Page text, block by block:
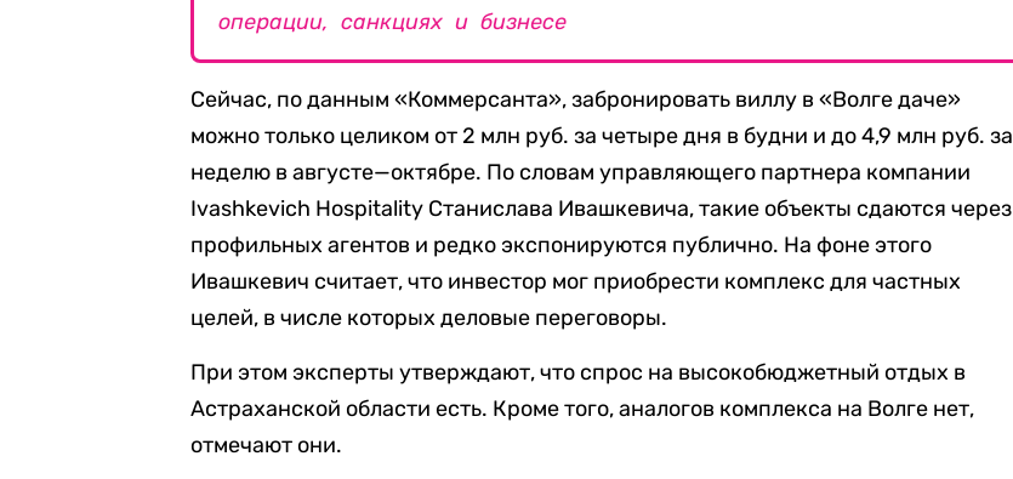
операции, санкциях и бизнесе
Сейчас, по данным «Коммерсанта», забронировать виллу в «Волге даче»
можно только целиком от 2 млн руб. за четыре дня в будни и до 4,9 млн руб. за
неделю в августе—октябре. По словам управляющего партнера компании
Ivashkevich Hospitality Станислава Ивашкевича, такие объекты сдаются через
профильных агентов и редко экспонируются публично. На фоне этого
Ивашкевич считает, что инвестор мог приобрести комплекс для частных
целей, в числе которых деловые переговоры.
При этом эксперты утверждают, что спрос на высокобюджетный отдых в
Астраханской области есть. Кроме того, аналогов комплекса на Волге нет,
отмечают они.